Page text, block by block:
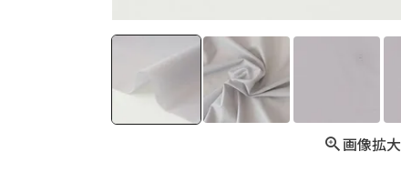
画像拡大